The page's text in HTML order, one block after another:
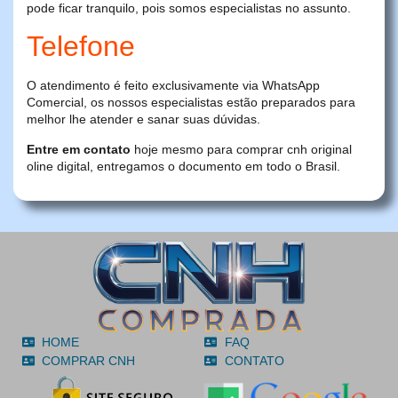
pode ficar tranquilo, pois somos especialistas no assunto.
Telefone
O atendimento é feito exclusivamente via WhatsApp
Comercial, os nossos especialistas estão preparados para
melhor lhe atender e sanar suas dúvidas.
Entre em contato hoje mesmo para comprar cnh original
oline digital, entregamos o documento em todo o Brasil.
HOME
COMPRAR CNH
FAQ
CONTATO